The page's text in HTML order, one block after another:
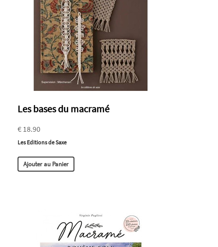
Les bases du macramé
€ 18.90
Les Editions de Saxe
Ajouter au Panier